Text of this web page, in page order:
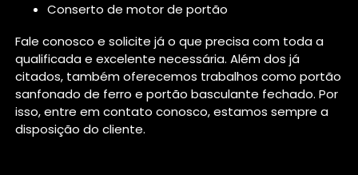
conserto de motor de portão
Fale conosco e solicite já o que precisa com toda a
qualificada e excelente necessária. Além dos já
citados, também oferecemos trabalhos como portão
sanfonado de ferro e portão basculante fechado. Por
isso, entre em contato conosco, estamos sempre a
disposição do cliente.